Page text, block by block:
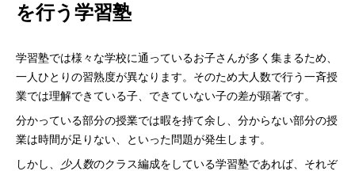
を行う学習塾
学習塾では様々な学校に通っているお子さんが多く集まるため、
一人ひとりの習熟度が異なります。そのため大人数で行う一斉授
業では理解できている子、できていない子の差が顕著です。
分かっている部分の授業では暇を持て余し、分からない部分の授
業は時間が足りない、といった問題が発生します。
しかし、
少人数のクラス編成をしている学習塾であれば、それぞ